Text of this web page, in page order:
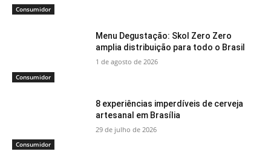
Consumidor
Consumidor
Menu Degustação: Skol Zero Zero
amplia distribuição para todo o Brasil
1 de agosto de 2026
Consumidor
8 experiências imperdíveis de cerveja
artesanal em Brasília
29 de julho de 2026